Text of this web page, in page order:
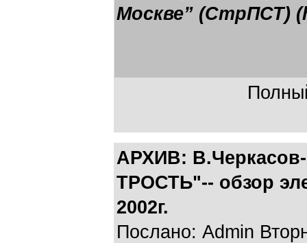
Москве” (СтрПСТ)
АРХИВ:
ТРОСТЬ"-- обзор
2002г.
Послано: Admin